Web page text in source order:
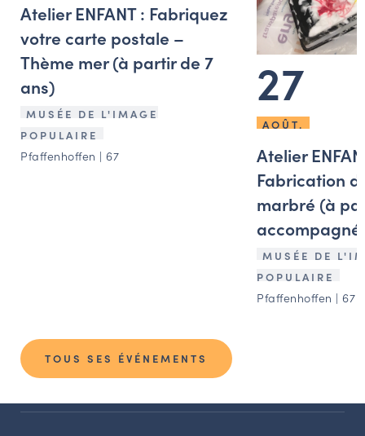
Atelier ENFANT : Fabriquez
votre carte postale –
Thème mer (à partir de 7
ans)
MUSÉE DE L'IMAGE
POPULAIRE
Pfaffenhoffen | 67
27
AOÛT.
Atelier
Fabrication
marbré (à
accompagné
MUSÉE DE
POPULAIRE
Pfaffenhoffen | 67
TOUS SES ÉVÉNEMENTS